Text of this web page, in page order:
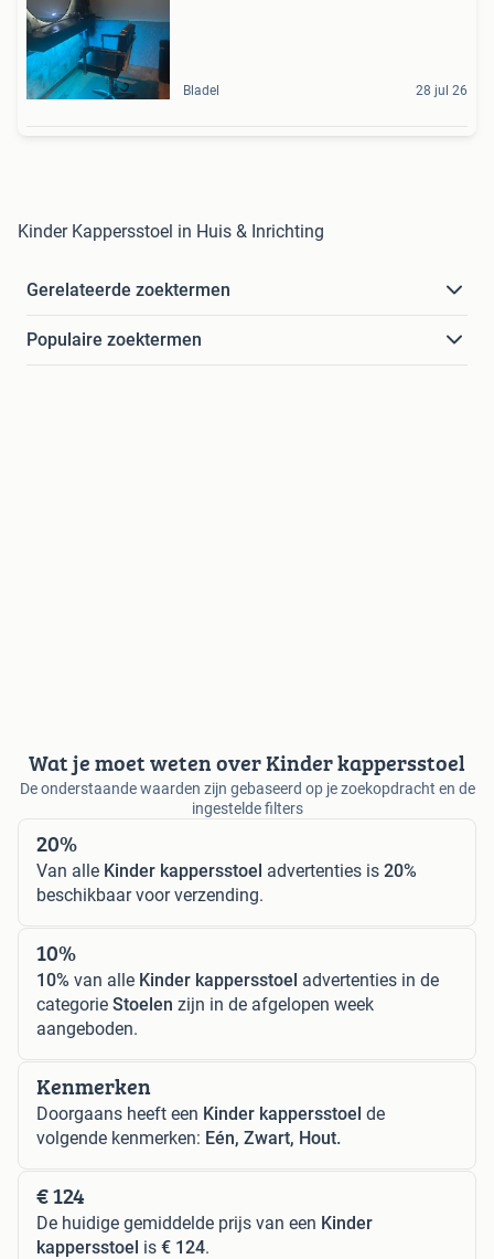
Bladel 28 jul 26
Kinder Kappersstoel in Huis & Inrichting
Gerelateerde zoektermen
Populaire zoektermen
Wat je moet weten over Kinder kappersstoel
De onderstaande waarden zijn gebaseerd op je zoekopdracht en de
ingestelde filters
20%
Van alle Kinder kappersstoel advertenties is 20%
beschikbaar voor verzending.
10%
10% van alle Kinder kappersstoel advertenties in de
categorie Stoelen zijn in de afgelopen week
aangeboden.
Kenmerken
Doorgaans heeft een Kinder kappersstoel de
volgende kenmerken: Eén, Zwart, Hout.
€ 124
De huidige gemiddelde prijs van een Kinder
kappersstoel is € 124.